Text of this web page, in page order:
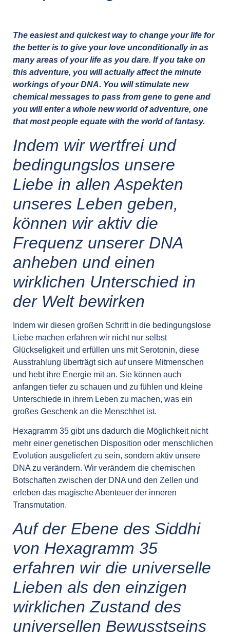
The easiest and quickest way to change your life for
the better is to give your love unconditionally in as
many areas of your life as you dare. If you take on
this adventure, you will actually affect the minute
workings of your DNA. You will stimulate new
chemical messages to pass from gene to gene and
you will enter a whole new world of adventure, one
that most people equate with the world of fantasy.
Indem wir wertfrei und
bedingungslos unsere
Liebe in allen Aspekten
unseres Leben geben,
können wir aktiv die
Frequenz unserer DNA
anheben und einen
wirklichen Unterschied in
der Welt bewirken
Indem wir diesen großen Schritt in die bedingungslose
Liebe machen erfahren wir nicht nur selbst
Glückseligkeit und erfüllen uns mit Serotonin, diese
Ausstrahlung überträgt sich auf unsere Mitmenschen
und hebt ihre Energie mit an. Sie können auch
anfangen tiefer zu schauen und zu fühlen und kleine
Unterschiede in ihrem Leben zu machen, was ein
großes Geschenk an die Menschhet ist.
Hexagramm 35 gibt uns dadurch die Möglichkeit nicht
mehr einer genetischen Disposition oder menschlichen
Evolution ausgeliefert zu sein, sondern aktiv unsere
DNA zu verändern. Wir verändern die chemischen
Botschaften zwischen der DNA und den Zellen und
erleben das magische Abenteuer der inneren
Transmutation.
Auf der Ebene des Siddhi
von Hexagramm 35
erfahren wir die universelle
Lieben als den einzigen
wirklichen Zustand des
universellen Bewusstseins